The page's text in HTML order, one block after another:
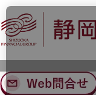
ナ
ビ
ゲ
ー
ン
へ
メ
イ
ン
コ
ン
ツ